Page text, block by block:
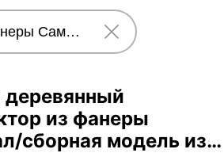
деревянный
из фанеры
сборная модель из